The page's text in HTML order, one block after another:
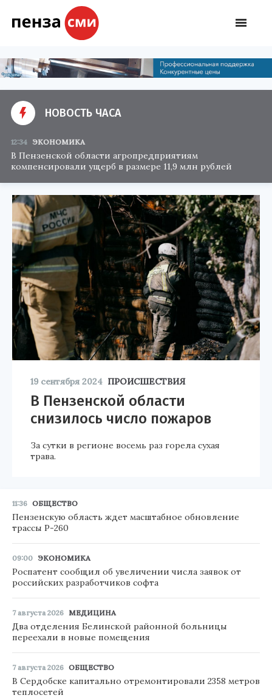
НОВОСТЬ ЧАСА
12:34 ЭКОНОМИКА
В Пензенской области агропредприятиям
компенсировали ущерб в размере 11,9 млн рублей
19 сентября 2024 ПРОИСШЕСТВИЯ
В Пензенской области
снизилось число пожаров
За сутки в регионе восемь раз горела сухая
трава.
11:36 ОБЩЕСТВО
Пензенскую область ждет масштабное обновление
трассы Р-260
09:00 ЭКОНОМИКА
Роспатент сообщил об увеличении числа заявок от
российских разработчиков софта
7 августа 2026 МЕДИЦИНА
Два отделения Белинской районной больницы
переехали в новые помещения
7 августа 2026 ОБЩЕСТВО
В Сердобске капитально отремонтировали 2358 метров
теплосетей